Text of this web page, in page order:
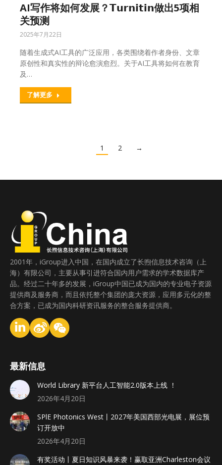
AI写作将如何发展？𝗧𝘂𝗿𝗻𝗶𝘁𝗶𝗻做出5项相
关预测
2025年7月22日
随着生成式AI工具的广泛应用，各类围绕着作者身份、文章
原创性和真实性的辩论愈演愈烈。关于AI工具将如何在教育
及…
了解更多
1 2 →
2001年，iGroup进入中国，在国内成立了长煦信息技术咨询（上
海）有限公司，主要从事引进符合国内用户需求的学术数据库产
品。经过二十年多的发展，iGroup中国已成为国内的专业电子资源
提供商及服务商，而且依托整个集团的庞大资源，应用多元化的整
合方案，已成为国内科研资讯服务的整合服务提供商。
最新信息
World Library 新平台人工智能2.0版本上线 ！
2026年4月20日
SPlE Photonics West丨2027年美国西部光电展，展位预
订开放中
2026年4月20日
有奖活动丨夏日知识风暴来袭！赢取亚洲Charleston会议